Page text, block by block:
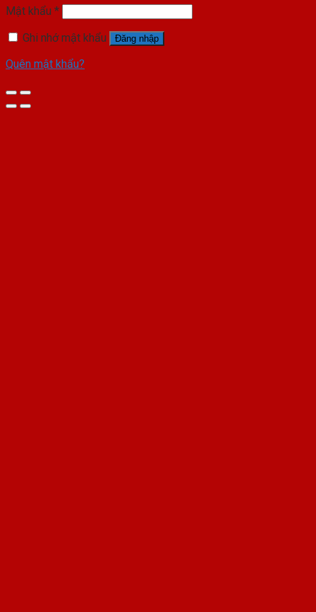
Mật khẩu *
Ghi nhớ mật khẩu
Đăng nhập
Quên mật khẩu?